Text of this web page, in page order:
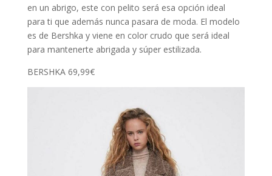
en un abrigo, este con pelito será esa opción ideal
para ti que además nunca pasara de moda. El modelo
es de Bershka y viene en color crudo que será ideal
para mantenerte abrigada y súper estilizada.
BERSHKA 69,99€